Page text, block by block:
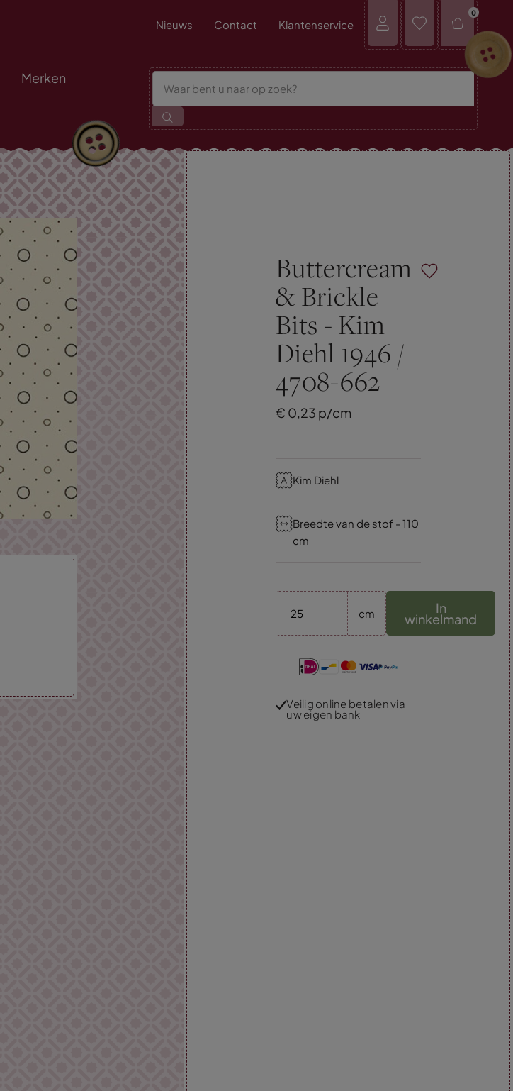
Nieuws Contact Klantenservice
0
Merken
Buttercream
& Brickle
Bits - Kim
Diehl 1946 /
4708-662
€ 0,23 p/cm
Kim Diehl
Breedte van de stof - 110
cm
cm In
winkelmand
Veilig online betalen via
uw eigen bank